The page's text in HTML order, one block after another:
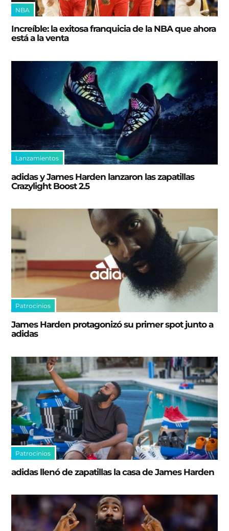
NBA
Increíble: la exitosa franquicia de la NBA que ahora
está a la venta
Lanzamientos
adidas y James Harden lanzaron las zapatillas
Crazylight Boost 2.5
Patrocinios
James Harden protagonizó su primer spot junto a
adidas
Patrocinios
adidas llenó de zapatillas la casa de James Harden